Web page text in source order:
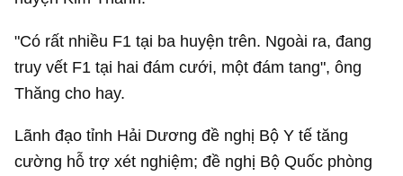
"Có rất nhiều F1 tại ba huyện trên. Ngoài ra, đang
truy vết F1 tại hai đám cưới, một đám tang", ông
Thăng cho hay.
Lãnh đạo tỉnh Hải Dương đề nghị Bộ Y tế tăng
cường hỗ trợ xét nghiệm; đề nghị Bộ Quốc phòng